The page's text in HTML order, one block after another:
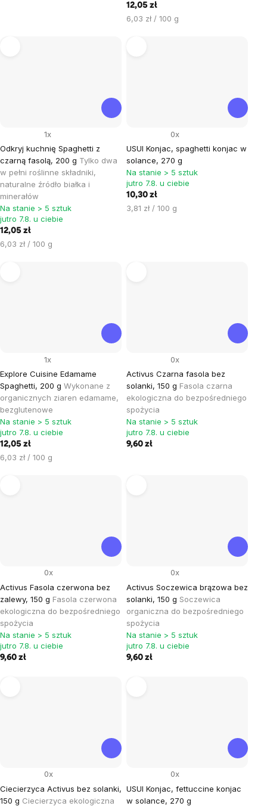
12,05 zł
Cena
6,03 zł / 100 g
Odkryj kuchnię Spaghetti z
czarną fasolą, 200 g Tylko dwa
w pełni roślinne składniki,
naturalne źródło białka i
minerałów
1x
Na stanie > 5 sztuk
jutro 7.8. u ciebie
12,05 zł
Cena
6,03 zł / 100 g
USUI Konjac, spaghetti konjac w
solance, 270 g
0x
Na stanie > 5 sztuk
jutro 7.8. u ciebie
10,30 zł
Cena
3,81 zł / 100 g
Explore Cuisine Edamame
Spaghetti, 200 g Wykonane z
organicznych ziaren edamame,
bezglutenowe
1x
Na stanie > 5 sztuk
jutro 7.8. u ciebie
12,05 zł
Cena
6,03 zł / 100 g
Activus Czarna fasola bez
solanki, 150 g Fasola czarna
ekologiczna do bezpośredniego
spożycia
0x
Na stanie > 5 sztuk
jutro 7.8. u ciebie
9,60 zł
Activus Fasola czerwona bez
zalewy, 150 g Fasola czerwona
ekologiczna do bezpośredniego
spożycia
0x
Na stanie > 5 sztuk
jutro 7.8. u ciebie
9,60 zł
Activus Soczewica brązowa bez
solanki, 150 g Soczewica
organiczna do bezpośredniego
spożycia
0x
Na stanie > 5 sztuk
jutro 7.8. u ciebie
9,60 zł
Ciecierzyca Activus bez solanki,
150 g Ciecierzyca ekologiczna
0x
USUI Konjac, fettuccine konjac
w solance, 270 g
0x